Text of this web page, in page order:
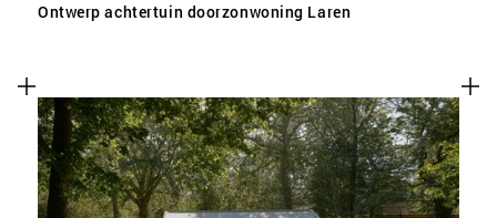
Ontwerp achtertuin doorzonwoning Laren